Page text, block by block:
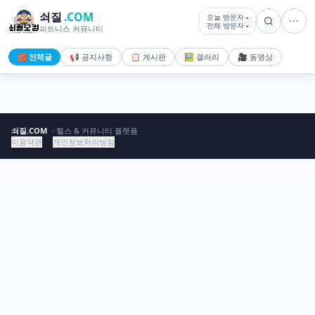
쇠질 .COM
피트니스 커뮤니티
오늘 방문자 -
전체 방문자 -
🧱 전체글 📢 공지사항 📋 게시판 🖼️ 갤러리 🎥 동영상
쇠질.COM · 헬스 & 커뮤니티 플랫폼
이용약관
개인정보처리방침